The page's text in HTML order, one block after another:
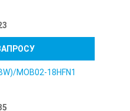
MOB02-18HFN1